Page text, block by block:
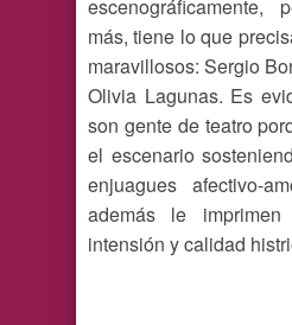
escenográficamente,
más, tiene lo que
maravillosos: Sergio
Olivia Lagunas. Es
son gente de teatro
el escenario
enjuagues afectivo-
además le
intensión y calidad